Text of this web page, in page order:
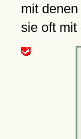
mit
sie oft mit